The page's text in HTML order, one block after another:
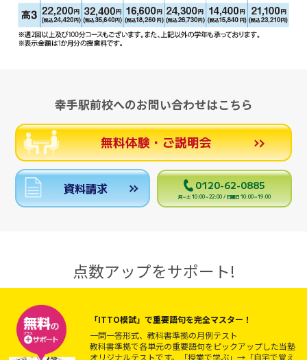
幸手駅前校へのお問い合わせはこちら
無料体験・ご説明会
資料請求 0120-62-0885
月～土 10:00～22:00 / 日曜日 10:00～19:00
点数アップをサポート!
「ITTO模試」で重要語句を完全マスター！
一問一答形式、教科書準拠の月例テスト
教科書準拠で各単元の重要語句をピックアップした当塾
オリジナルテストです。「授業で学ぶ」→「自宅で覚え